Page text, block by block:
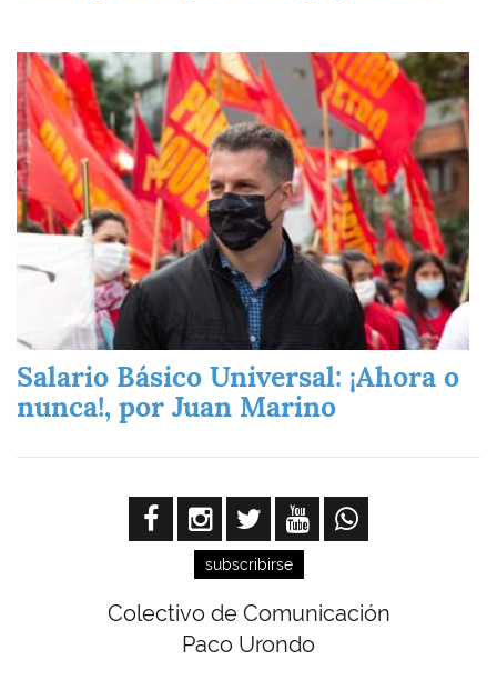
Imagen
Salario Básico Universal: ¡Ahora o
nunca!, por Juan Marino
subscribirse
Colectivo de Comunicación
Paco Urondo